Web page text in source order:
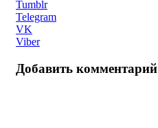
Tumblr
Telegram
VK
Viber
Добавить комментарий